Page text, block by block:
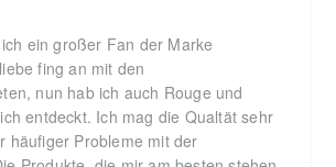
ein großer Fan der Marke
fing an mit den
nun hab ich auch Rouge und
entdeckt. Ich mag die Qualtät sehr
häufiger Probleme mit der